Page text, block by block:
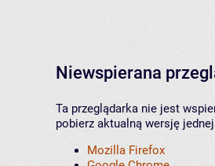
Niewspierana
Ta przeglądarka nie jest
pobierz aktualną wersję
Mozilla Firefox